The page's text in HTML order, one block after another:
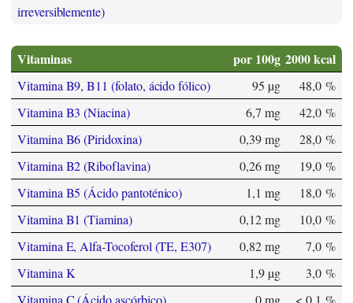
irreversiblemente)
Vitaminas por 100g 2000 kcal
Vitamina B9, B11 (folato, ácido fólico) 95 µg
48,0 %
Vitamina B3 (Niacina)
6,7 mg
42,0 %
Vitamina B6 (Piridoxina)
0,39 mg
28,0 %
Vitamina B2 (Riboflavina)
0,26 mg
19,0 %
Vitamina B5 (Ácido pantoténico)
1,1 mg
18,0 %
Vitamina B1 (Tiamina)
0,12 mg
10,0 %
Vitamina E, Alfa-Tocoferol (TE, E307)
0,82 mg
7,0 %
Vitamina K
1,9 µg
3,0 %